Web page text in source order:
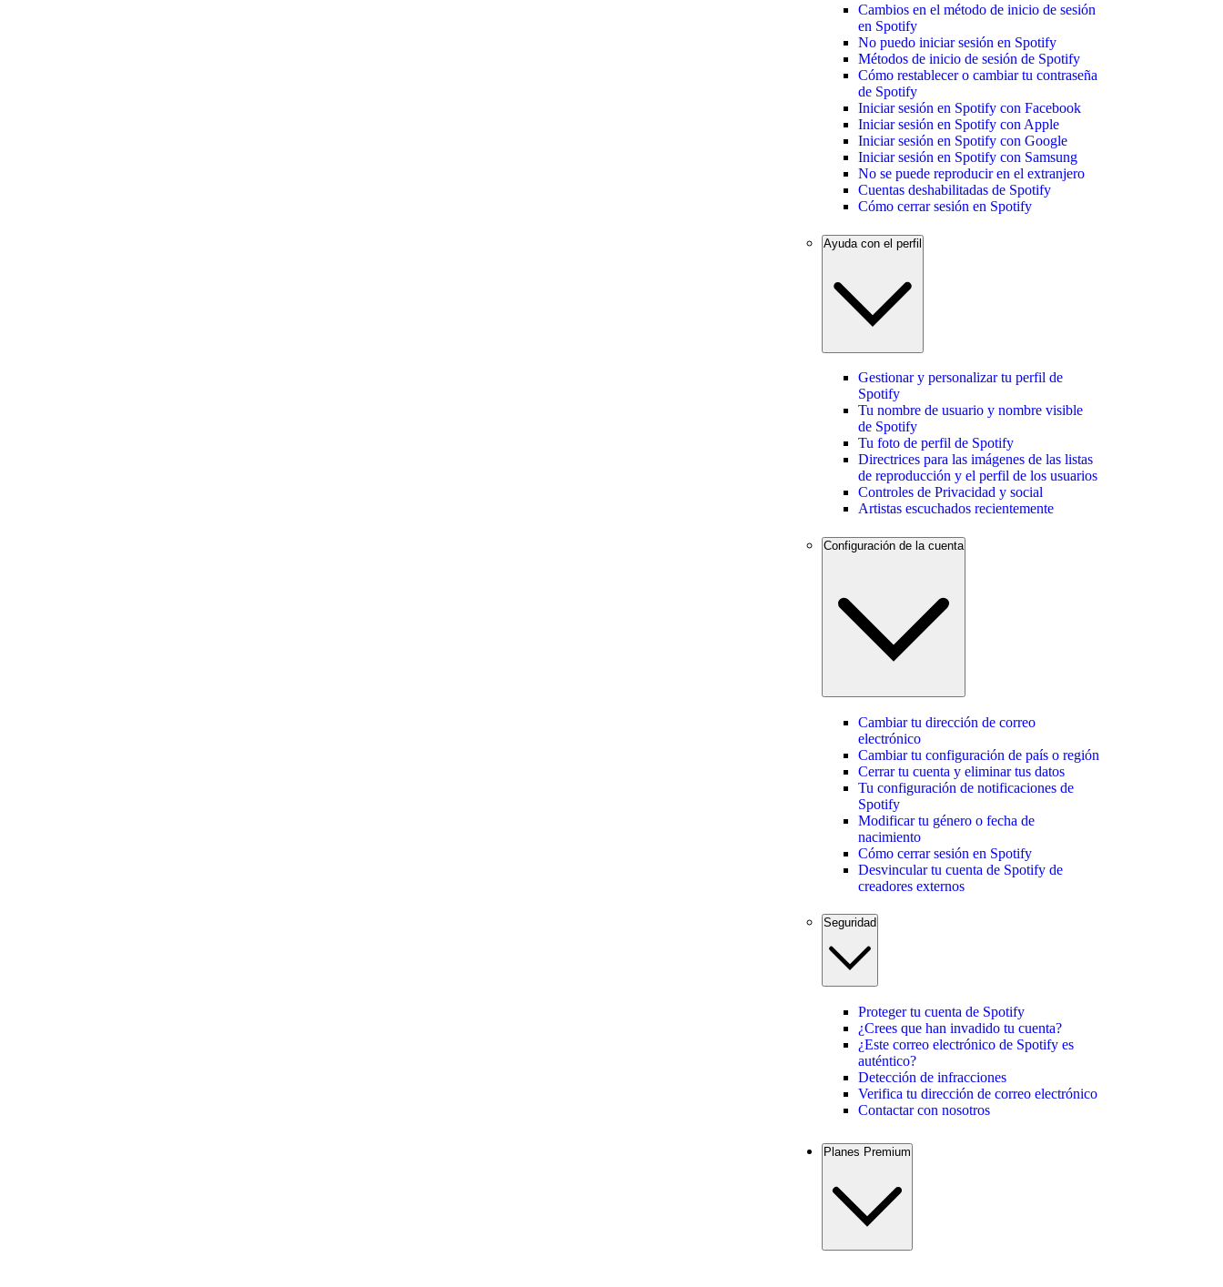
Cambios en el método de inicio de sesión
en Spotify
No puedo iniciar sesión en Spotify
Métodos de inicio de sesión de Spotify
Cómo restablecer o cambiar tu contraseña
de Spotify
Iniciar sesión en Spotify con Facebook
Iniciar sesión en Spotify con Apple
Iniciar sesión en Spotify con Google
Iniciar sesión en Spotify con Samsung
No se puede reproducir en el extranjero
Cuentas deshabilitadas de Spotify
Cómo cerrar sesión en Spotify
Ayuda con el perfil
Gestionar y personalizar tu perfil de
Spotify
Tu nombre de usuario y nombre visible
de Spotify
Tu foto de perfil de Spotify
Directrices para las imágenes de las listas
de reproducción y el perfil de los usuarios
Controles de Privacidad y social
Artistas escuchados recientemente
Configuración de la cuenta
Cambiar tu dirección de correo
electrónico
Cambiar tu configuración de país o región
Cerrar tu cuenta y eliminar tus datos
Tu configuración de notificaciones de
Spotify
Modificar tu género o fecha de
nacimiento
Cómo cerrar sesión en Spotify
Desvincular tu cuenta de Spotify de
creadores externos
Seguridad
Proteger tu cuenta de Spotify
¿Crees que han invadido tu cuenta?
¿Este correo electrónico de Spotify es
auténtico?
Detección de infracciones
Verifica tu dirección de correo electrónico
Contactar con nosotros
Planes Premium